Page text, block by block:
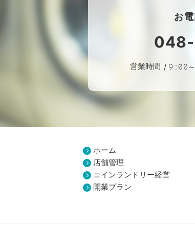
お
営業時間 9:00
ホーム
店舗管理
コインランドリー経営
開業プラン